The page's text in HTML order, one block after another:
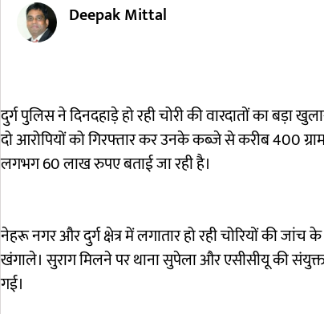
Deepak Mittal
दुर्ग पुलिस ने दिनदहाड़े हो रही चोरी की वारदातों का बड़ा
दो आरोपियों को गिरफ्तार कर उनके कब्जे से करीब 400
लगभग 60 लाख रुपए बताई जा रही है।
नेहरू नगर और दुर्ग क्षेत्र में लगातार हो रही चोरियों की
खंगाले। सुराग मिलने पर थाना सुपेला और एसीसीयू की
गई।